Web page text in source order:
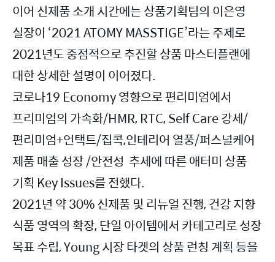
이어 신제품 소개 시간에는 상품기획팀의 이은영
실장이 ‘2021 ATOMY MASSTIGE’라는 주제로
2021년도 중점적으로 추진할 상품 마스터플랜에
대한 상세한 설명이 이어졌다.
코로나19 Economy 영향으로 편리미엄에서
프리미엄의 가속화/HMR, RTC, Self Care 강세/
편리미엄+언택트/집콕,인테리어 열풍/퍼스널케어
제품 매출 성장 /안전성 추세에 따른 애터미 상품
기획 Key Issues를 전했다.
2021년 약 30% 신제품 및 리뉴얼 진행, 건강 지향
식품 영역의 확장, 단일 아이템에서 카테고리로 성장
목표 수립, Young 시장 타겟의 상품 런칭 계획 등을